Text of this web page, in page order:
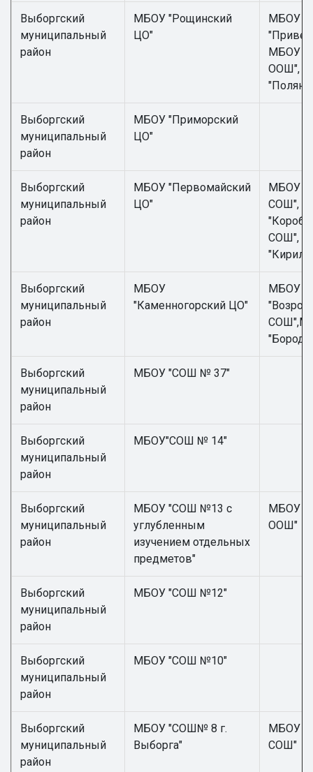
Выборгский
муниципальный
район
МБОУ "Рощинский
ЦО"
МБОУ
МБОУ
ООШ",
Выборгский
муниципальный
район
МБОУ "Приморский
ЦО"
Выборгский
муниципальный
район
МБОУ "Первомайский
ЦО"
МБОУ
СОШ",
СОШ",
Выборгский
муниципальный
район
МБОУ
"Каменногорский ЦО"
МБОУ
Выборгский
муниципальный
район
МБОУ "СОШ № 37"
Выборгский
муниципальный
район
МБОУ"СОШ № 14"
Выборгский
муниципальный
район
МБОУ "СОШ №13 с
углубленным
изучением отдельных
предметов"
МБОУ
ООШ"
Выборгский
муниципальный
район
МБОУ "СОШ №12"
Выборгский
муниципальный
район
МБОУ "СОШ №10"
Выборгский
муниципальный
район
МБОУ "СОШ№ 8 г.
Выборга"
МБОУ
СОШ"